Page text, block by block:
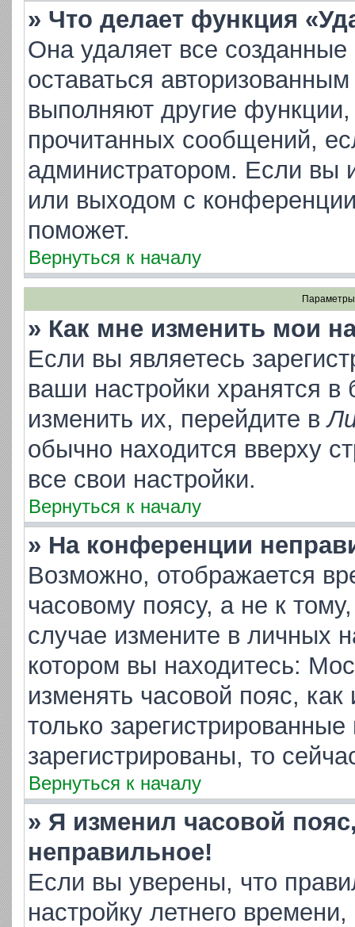
» Что делает функция
Она удаляет все
оставаться
выполняют другие
прочитанных сообщений,
администратором. Если вы
или выходом с
поможет.
Вернуться к началу
Параметры
» Как мне изменить мои
Если вы являетесь
ваши настройки хранятся
изменить их, перейдите в
обычно находится вверху
все свои настройки.
Вернуться к началу
» На конференции
Возможно, отображается
часовому поясу, а не к
случае измените в личных
котором вы находитесь:
изменять часовой пояс,
только
зарегистрированы, то
Вернуться к началу
» Я изменил часовой
неправильное!
Если вы уверены, что
настройку летнего